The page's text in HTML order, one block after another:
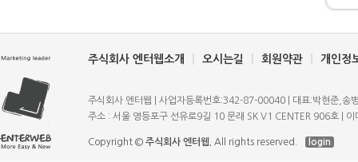
주식회사 엔터웹소개 오시는길 회원약관 개인정
주식회사 엔터웹 | 사업자등록번호:342-87-00040 | 대표:박현준,
주소 : 서울 영등포구 선유로9길 10 문래 SK V1 CENTER 906호 |
Copyright © 주식회사 엔터웹. All rights reserved. login